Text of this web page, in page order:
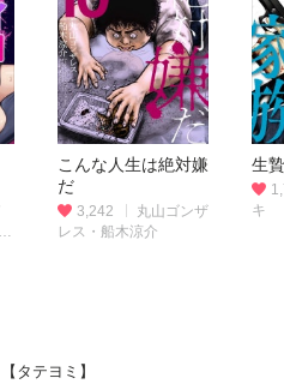
こんな人生は絶対嫌
だ
3,242
丸山ゴンザ
レス・船木涼介
生
キ
タテヨミ】